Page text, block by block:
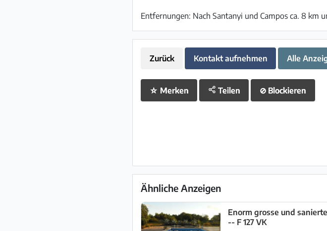
Entfernungen: Nach Santanyi und Campos ca. 8 km
Zurück Kontakt aufnehmen Alle
☆ Merken Teilen ⊘ Blockieren
Ähnliche Anzeigen
Enorm grosse und
-- F 127 VK